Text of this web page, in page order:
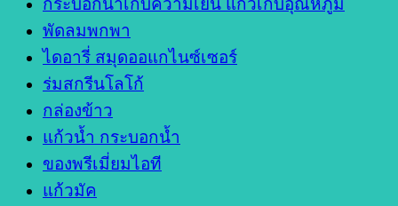
กระบอกน้ำเก็บความเย็น แก้วเก็บอุณหภูมิ
พัดลมพกพา
ไดอารี่ สมุดออแกไนซ์เซอร์
ร่มสกรีนโลโก้
กล่องข้าว
แก้วน้ำ กระบอกน้ำ
ของพรีเมี่ยมไอที
แก้วมัค